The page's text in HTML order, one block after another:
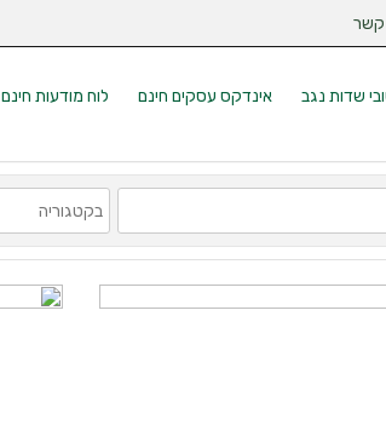
קשר
לוח מודעות חינם אינדקס עסקים חינם שדות נגב